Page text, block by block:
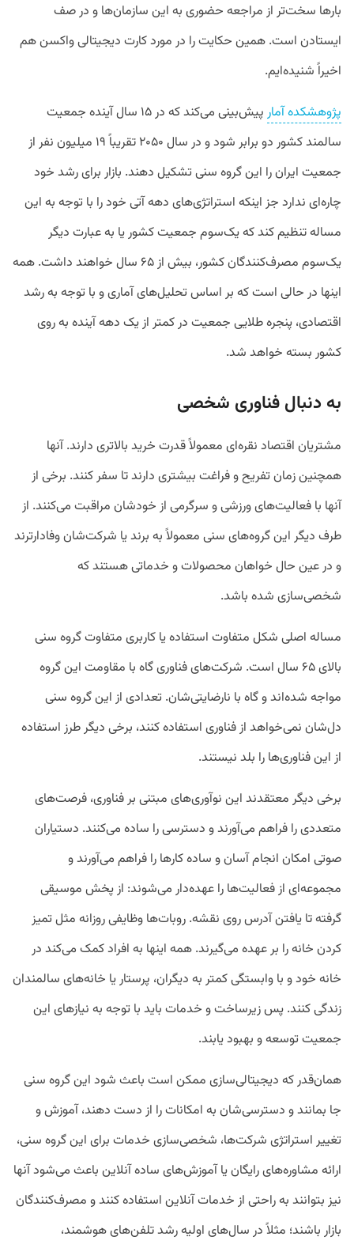
بارها سخت‌تر از مراجعه حضوری به این سازمان‌ها و در صف
ایستادن است. همین حکایت را در مورد کارت دیجیتالی واکسن هم
اخیراً شنیده‌ایم.
پژوهشکده آمار
پیش‌بینی می‌کند که در ۱۵ سال آینده جمعیت
سالمند کشور دو برابر شود و در سال ۲۰۵۰ تقریباً ۱۹ میلیون نفر از
جمعیت ایران را این گروه سنی تشکیل دهند. بازار برای رشد خود
چاره‌ای ندارد جز اینکه استراتژی‌های دهه آتی خود را با توجه به این
مساله تنظیم کند که یک‌سوم جمعیت کشور یا به عبارت دیگر
یک‌سوم مصرف‌کنندگان کشور، بیش از ۶۵ سال خواهند داشت. همه
اینها در حالی است که بر اساس تحلیل‌های آماری و با توجه به رشد
اقتصادی، پنجره طلایی جمعیت در کمتر از یک دهه آینده به روی
کشور بسته خواهد شد.
به دنبال فناوری شخصی
مشتریان اقتصاد نقره‌ای معمولاً قدرت خرید بالاتری دارند. آنها
همچنین زمان تفریح و فراغت بیشتری دارند تا سفر کنند. برخی از
آنها با فعالیت‌های ورزشی و سرگرمی از خودشان مراقبت می‌کنند. از
طرف دیگر این گروه‌های سنی معمولاً به برند یا شرکت‌شان وفادارترند
و در عین حال خواهان محصولات و خدماتی هستند که
شخصی‌سازی‌‌ شده باشد.
مساله اصلی شکل متفاوت استفاده یا کاربری متفاوت گروه سنی
بالای ۶۵ سال است. شرکت‌های فناوری گاه با مقاومت این گروه
مواجه شده‌اند و گاه با نارضایتی‌شان. تعدادی از این گروه سنی
دل‌شان نمی‌خواهد از فناوری استفاده کنند، برخی دیگر طرز استفاده
از این فناوری‌ها را بلد نیستند.
برخی دیگر معتقدند این نوآوری‌های مبتنی بر فناوری‌، فرصت‌های
متعددی را فراهم می‌آورند و دسترسی را ساده می‌کنند. دستیاران
صوتی امکان انجام آسان و ساده کارها را فراهم می‌آورند و
مجموعه‌ای از فعالیت‌ها را عهده‌دار می‌شوند: از پخش موسیقی
گرفته تا یافتن آدرس روی نقشه. روبات‌ها وظایفی روزانه مثل تمیز
کردن خانه را بر عهده می‌گیرند. همه اینها به افراد کمک می‌کند در
خانه خود و با وابستگی کمتر به دیگران، پرستار یا خانه‌های سالمندان
زندگی کنند. پس زیرساخت و خدمات باید با توجه به نیازهای این
جمعیت توسعه و بهبود یابند.
همان‌قدر که دیجیتالی‌سازی ممکن است باعث شود این گروه سنی
جا بمانند و دسترسی‌شان به امکانات را از دست دهند، آموزش و
تغییر استراتژی شرکت‌ها، شخصی‌سازی خدمات برای این گروه سنی،
ارائه مشاوره‌های رایگان یا آموزش‌های ساده آنلاین باعث می‌شود آنها
نیز بتوانند به‌ راحتی از خدمات آنلاین استفاده کنند و مصرف‌کنندگان
بازار باشند؛ مثلاً در سال‌های اولیه رشد تلفن‌های هوشمند،